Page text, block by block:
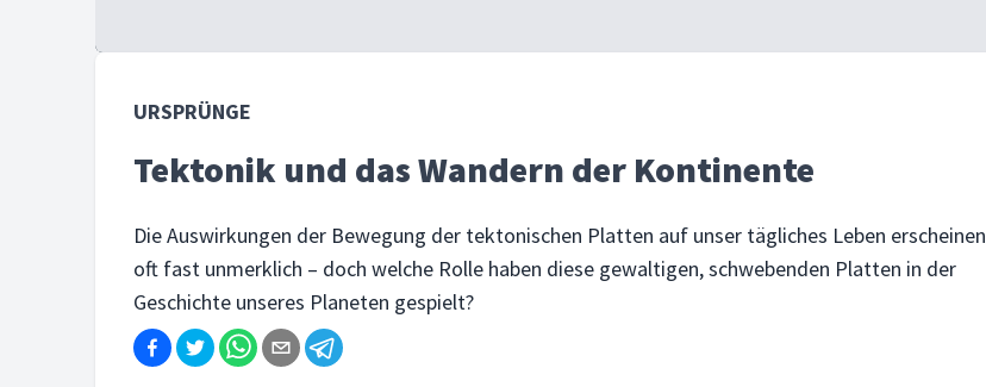
URSPRÜNGE
Tektonik und das Wandern der Kontinente
Die Auswirkungen der Bewegung der tektonischen Platten auf unser tägliches Leben erscheinen
oft fast unmerklich – doch welche Rolle haben diese gewaltigen, schwebenden Platten in der
Geschichte unseres Planeten gespielt?